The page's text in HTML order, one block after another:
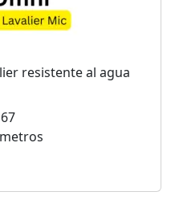
resistente al agua